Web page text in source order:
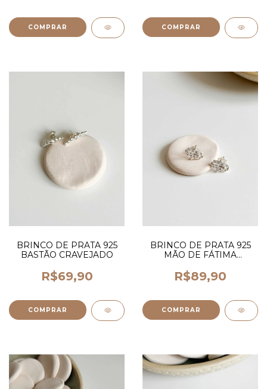
BRINCO DE PRATA 925
BASTÃO CRAVEJADO
R$69,90
BRINCO DE PRATA 925
MÃO DE FÁTIMA
R$89,90